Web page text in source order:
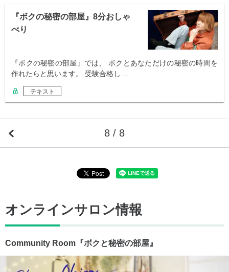
『ボクの秘密の部屋』8分おしゃ
べり
『ボクの秘密の部屋』では、 ボクとあなただけの秘密の時間を
作れたらと思います。 受験合格し…
テキスト
8 / 8
オンラインサロン情報
Community Room『ボクと秘密の部屋』